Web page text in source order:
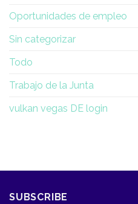
Oportunidades de empleo
Sin categorizar
Todo
Trabajo de la Junta
vulkan vegas DE login
SUBSCRIBE